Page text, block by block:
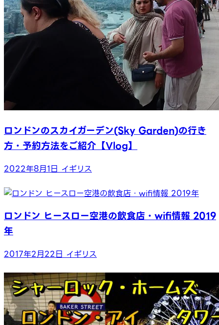
ロンドンのスカイガーデン(Sky Garden)の行き
方・予約方法をご紹介【Vlog】
2022年8月1日 イギリス
ロンドン ヒースロー空港の飲食店・wifi情報 2019
年
2017年2月22日 イギリス